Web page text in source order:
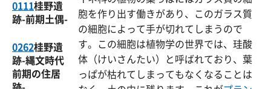
0111桂野遺
跡-前期土偶-
0262桂野遺
跡-縄文時代
前期の住居
胞を作り出す働きがあり、このガラス質
の細胞によって手が切れてしまうので
す。この細胞は植物学の世界では、珪酸
体（けいさんたい）と呼ばれており、葉
っぱが枯れてしまってもなくなることは